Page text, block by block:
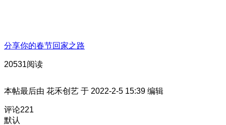
分享你的春节回家之路
20531阅读
本帖最后由 花禾创艺 于 2022-2-5 15:39 编辑
评论221
默认